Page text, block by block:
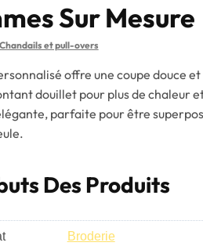
Sur Mesure
Chandails et pull-overs
offre une coupe douce
douillet pour plus de chaleur
parfaite pour être
Des Produits
Broderie